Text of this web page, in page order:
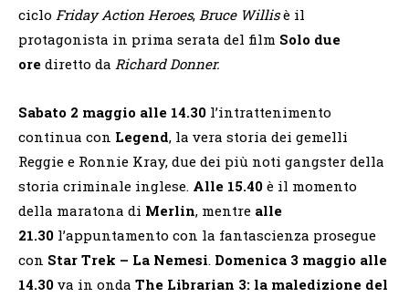
ciclo Friday Action Heroes, Bruce Willisè il
protagonista in prima serata del film Solo due
ore diretto da Richard Donner.
Sabato 2 maggio alle 14.30 l’intrattenimento
continua con Legend, la vera storia dei gemelli
Reggie e Ronnie Kray, due dei più noti gangster della
storia criminale inglese. Alle 15.40 è il momento
della maratona di Merlin, mentre alle
21.30 l’appuntamento con la fantascienza prosegue
con Star Trek – La Nemesi. Domenica 3 maggio alle
14.30 va in onda The Librarian 3: la maledizione del